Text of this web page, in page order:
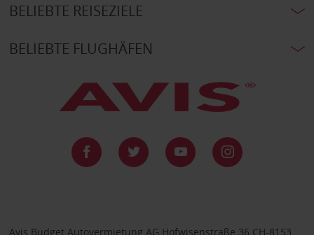
BELIEBTE REISEZIELE
BELIEBTE FLUGHÄFEN
Avis Budget Autovermietung AG Hofwisenstraße 36 CH-8153